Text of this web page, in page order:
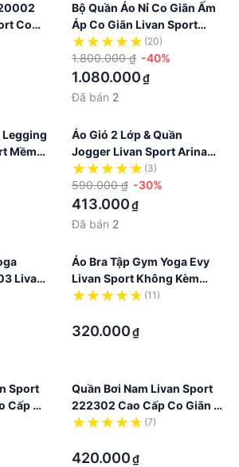
Co
Bộ Quần Áo Nỉ Co Giãn Ấm
Áp Co Giãn Livan Sport
Greatday Chính Hãng Cao
Cấp LV22212210
(20)
1.800.000 ₫ -40%
1.080.000₫
Đã bán 2
Legging
Mềm
Áo Gió 2 Lớp & Quần
Jogger Livan Sport Arina
Chính Hãng Cao Cấp
(3)
590.000 ₫ -30%
413.000₫
Đã bán 2
Livan
Áo Bra Tập Gym Yoga Evy
Livan Sport Không Kèm
Đệm
(11)
320.000₫
Sport
Cấp Co
Quần Bơi Nam Livan Sport
222302 Cao Cấp Co Giãn 4
Chiều Vải Trượt Nước
(7)
420.000₫